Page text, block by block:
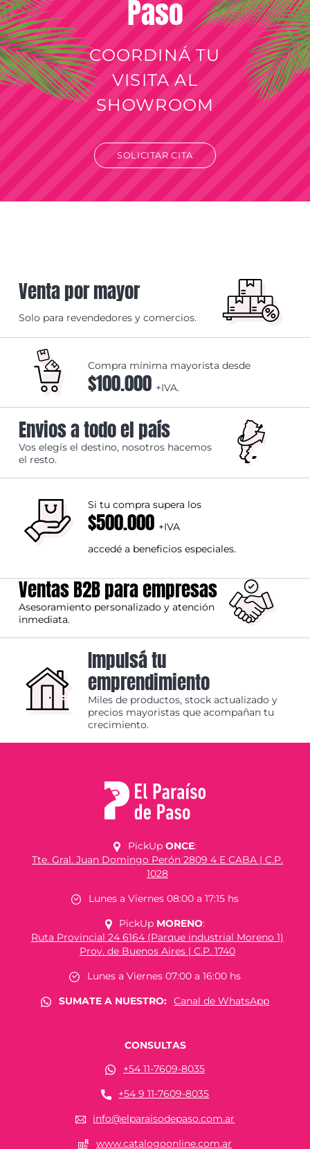
Paso
COORDINÁ TU
VISITA AL
SHOWROOM
SOLICITAR CITA
Venta por mayor
Solo para revendedores y comercios.
Compra mínima mayorista desde
$100.000 +IVA.
Envios a todo el país
Vos elegís el destino, nosotros hacemos
el resto.
Si tu compra supera los
$500.000 +IVA
accedé a beneficios especiales.
Ventas B2B para empresas
Asesoramiento personalizado y atención
inmediata.
Impulsá tu
emprendimiento
Miles de productos, stock actualizado y
precios mayoristas que acompañan tu
crecimiento.
PickUp ONCE:
Tte. Gral. Juan Domingo Perón 2809 4 E CABA | C.P.
1028
Lunes a Viernes 08:00 a 17:15 hs
PickUp MORENO:
Ruta Provincial 24 6164 (Parque industrial Moreno 1)
Prov. de Buenos Aires | C.P. 1740
Lunes a Viernes 07:00 a 16:00 hs
SUMATE A NUESTRO:
Canal de WhatsApp
CONSULTAS
+54 11-7609-8035
+54 9 11-7609-8035
info@elparaisodepaso.com.ar
www.catalogoonline.com.ar